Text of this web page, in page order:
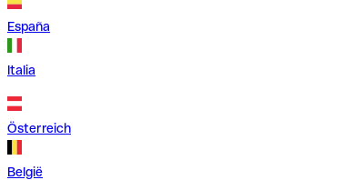
España
Italia
Österreich
België